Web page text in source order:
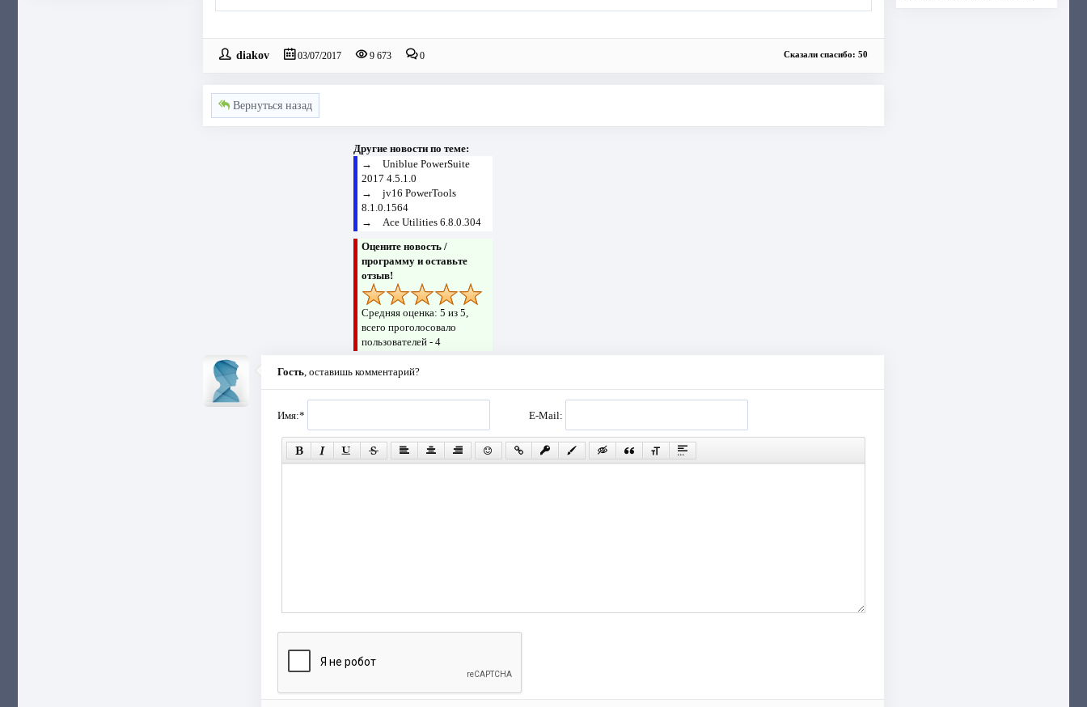
diakov 03/07/2017 9 673 0 Сказали спасибо: 50
Вернуться назад
Другие новости по теме:
→ Uniblue PowerSuite
2017 4.5.1.0
→ jv16 PowerTools
8.1.0.1564
→ Ace Utilities 6.8.0.304
Оцените новость /
программу и оставьте
отзыв!
Средняя оценка: 5 из 5,
всего проголосовало
пользователей - 4
Гость, оставишь комментарий?
Имя:* E-Mail: